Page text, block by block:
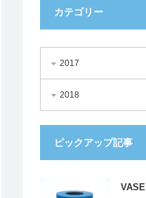
カテゴリー
2017
2018
ピックアップ記事
VASE